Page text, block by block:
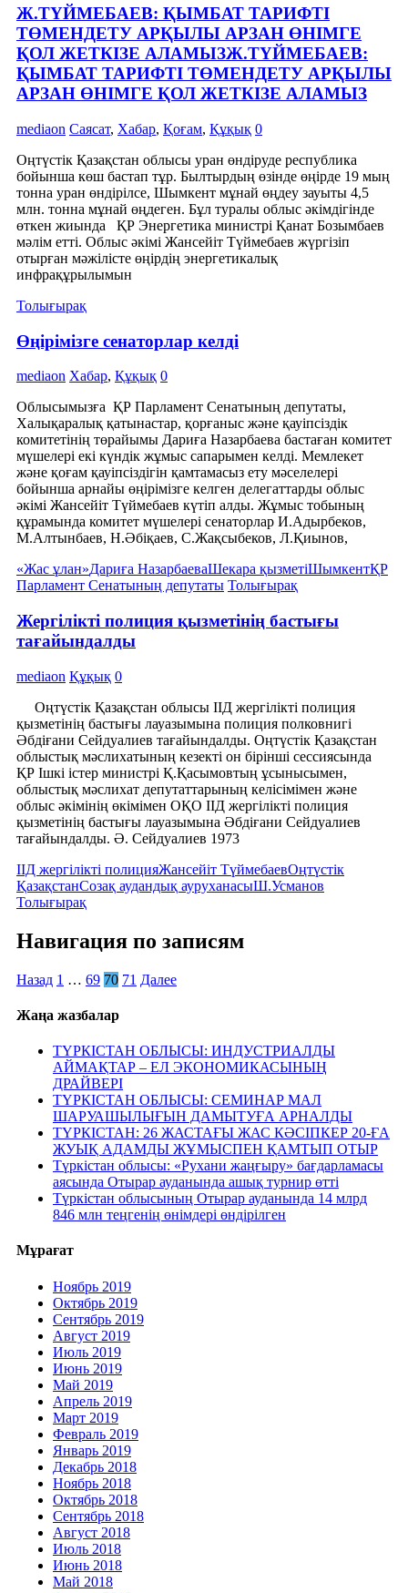
Ж.ТҮЙМЕБАЕВ: ҚЫМБАТ ТАРИФТІ
ТӨМЕНДЕТУ АРҚЫЛЫ АРЗАН ӨНІМГЕ
ҚОЛ ЖЕТКІЗЕ АЛАМЫЗЖ.ТҮЙМЕБАЕВ:
ҚЫМБАТ ТАРИФТІ ТӨМЕНДЕТУ АРҚЫЛЫ
АРЗАН ӨНІМГЕ ҚОЛ ЖЕТКІЗЕ АЛАМЫЗ
mediaon Саясат, Хабар, Қоғам, Құқық 0
Оңтүстік Қазақстан облысы уран өндіруде республика
бойынша көш бастап тұр. Былтырдың өзінде өңірде 19 мың
тонна уран өндірілсе, Шымкент мұнай өңдеу зауыты 4,5
млн. тонна мұнай өңдеген. Бұл туралы облыс әкімдігінде
өткен жиында ҚР Энергетика министрі Қанат Бозымбаев
мәлім етті. Облыс әкімі Жансейіт Түймебаев жүргізіп
отырған мәжілісте өңірдің энергетикалық
инфрақұрылымын
Толығырақ
Өңірімізге сенаторлар келді
mediaon Хабар, Құқық 0
Облысымызға ҚР Парламент Сенатының депутаты,
Халықаралық қатынастар, қорғаныс және қауіпсіздік
комитетінің төрайымы Дариға Назарбаева бастаған комитет
мүшелері екі күндік жұмыс сапарымен келді. Мемлекет
және қоғам қауіпсіздігін қамтамасыз ету мәселелері
бойынша арнайы өңірімізге келген делегаттарды облыс
әкімі Жансейіт Түймебаев күтіп алды. Жұмыс тобының
құрамында комитет мүшелері сенаторлар И.Адырбеков,
М.Алтынбаев, Н.Әбіқаев, С.Жақсыбеков, Л.Қиынов,
«Жас ұлан»Дариға НазарбаеваШекара қызметіШымкентҚР
Парламент Сенатының депутаты Толығырақ
Жергілікті полиция қызметінің бастығы
тағайындалды
mediaon Құқық 0
Оңтүстік Қазақстан облысы ІІД жергілікті полиция
қызметінің бастығы лауазымына полиция полковнигі
Әбдіғани Сейдуалиев тағайындалды. Оңтүстік Қазақстан
облыстық мәслихатының кезекті он бірінші сессиясында
ҚР Ішкі істер министрі Қ.Қасымовтың ұсынысымен,
облыстық мәслихат депутаттарының келісімімен және
облыс әкімінің өкімімен ОҚО ІІД жергілікті полиция
қызметінің бастығы лауазымына Әбдіғани Сейдуалиев
тағайындалды. Ә. Сейдуалиев 1973
ІІД жергілікті полицияЖансейіт ТүймебаевОңтүстік
ҚазақстанСозақ аудандық ауруханасыШ.Усманов
Толығырақ
Навигация по записям
Назад 1 … 69 70 71 Далее
Жаңа жазбалар
ТҮРКІСТАН ОБЛЫСЫ: ИНДУСТРИАЛДЫ
АЙМАҚТАР – ЕЛ ЭКОНОМИКАСЫНЫҢ
ДРАЙВЕРІ
ТҮРКІСТАН ОБЛЫСЫ: СЕМИНАР МАЛ
ШАРУАШЫЛЫҒЫН ДАМЫТУҒА АРНАЛДЫ
ТҮРКІСТАН: 26 ЖАСТАҒЫ ЖАС КӘСІПКЕР 20-ҒА
ЖУЫҚ АДАМДЫ ЖҰМЫСПЕН ҚАМТЫП ОТЫР
Түркістан облысы: «Рухани жаңғыру» бағдарламасы
аясында Отырар ауданында ашық турнир өтті
Түркістан облысының Отырар ауданында 14 млрд
846 млн теңгенің өнімдері өндірілген
Мұрағат
Ноябрь 2019
Октябрь 2019
Сентябрь 2019
Август 2019
Июль 2019
Июнь 2019
Май 2019
Апрель 2019
Март 2019
Февраль 2019
Январь 2019
Декабрь 2018
Ноябрь 2018
Октябрь 2018
Сентябрь 2018
Август 2018
Июль 2018
Июнь 2018
Май 2018